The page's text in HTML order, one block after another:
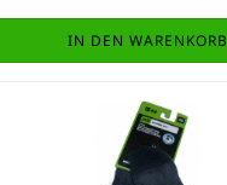
IN DEN WARENKORB